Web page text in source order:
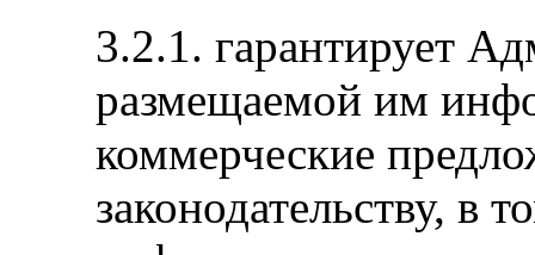
3.2.1. гарантирует
размещаемой им
коммерческие
законодательству, в